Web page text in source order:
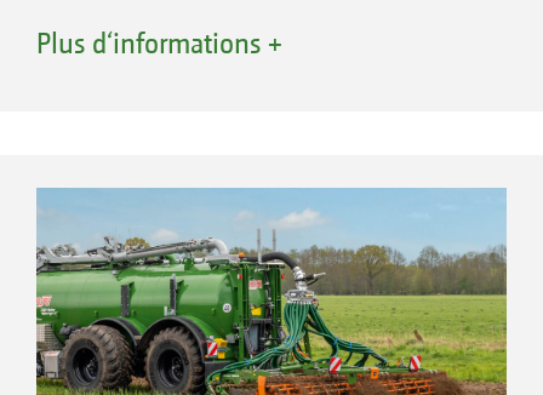
organiques comme le lisier ou les digestats. La
première rangée de disques permet d'ouvrir le
disques. Cela permet une application optimale
du lisier avec des pertes minimes de
substances nutritives. Le rouleau permet de
refermer le sol, mais il peut aussi être
remplacé par une double herse peigne
Plus d‘informations +